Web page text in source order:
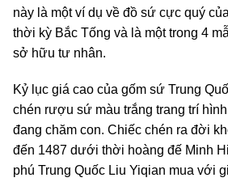
này là một ví dụ về đồ sứ cực quý
thời kỳ Bắc Tống và là một trong 4
sở hữu tư nhân.
Kỷ lục giá cao của gốm sứ Trung
chén rượu sứ màu trắng trang trí
đang chăm con. Chiếc chén ra đời
đến 1487 dưới thời hoàng đế Minh
phú Trung Quốc Liu Yiqian mua với